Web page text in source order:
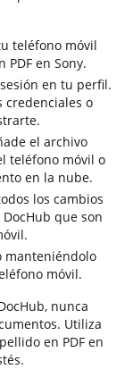
teléfono móvil
en Sony.
en tu perfil.
credenciales o
el archivo
teléfono móvil o
en la nube.
los cambios
que son
manteniéndolo
móvil.
nunca
Utiliza
en PDF en